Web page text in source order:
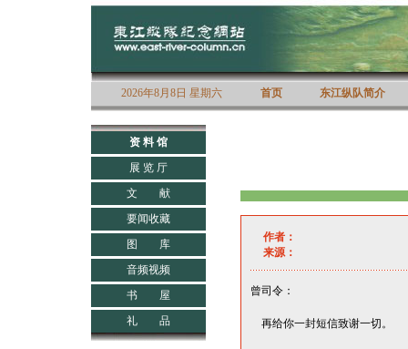
2026年8月8日 星期六 首页 东江纵队简介
资 料 馆
展 览 厅
文 献
要闻收藏
图 库
音频视频
书 屋
礼 品
作者：
来源：
曾司令：
再给你一封短信致谢一切。